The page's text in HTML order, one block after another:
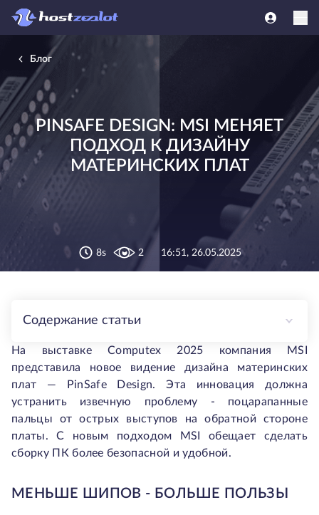
Блог
PINSAFE DESIGN: MSI МЕНЯЕТ
ПОДХОД К ДИЗАЙНУ
МАТЕРИНСКИХ ПЛАТ
8s 2 16:51, 26.05.2025
Содержание статьи
На выставке Computex 2025 компания MSI
представила новое видение дизайна материнских
плат — PinSafe Design. Эта инновация должна
устранить извечную проблему - поцарапанные
пальцы от острых выступов на обратной стороне
платы. С новым подходом MSI обещает сделать
сборку ПК более безопасной и удобной.
МЕНЬШЕ ШИПОВ - БОЛЬШЕ ПОЛЬЗЫ